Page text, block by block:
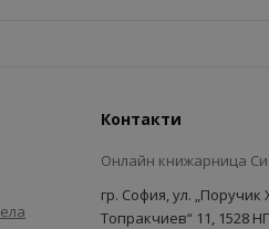
Контакти
Онлайн книжарница
гр. София, ул. „Поручик
Топракчиев“ 11, 1528